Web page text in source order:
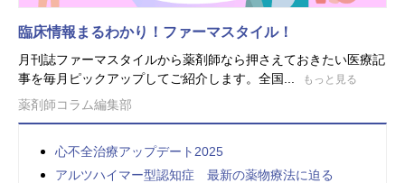
臨床情報まるわかり！ファーマスタイル！
月刊誌ファーマスタイルから薬剤師なら押さえておきたい医療記
事を毎月ピックアップしてご紹介します。全国...
もっと見る
薬剤師コラム編集部
心不全治療アップデート2025
アルツハイマー型認知症 最新の薬物療法に迫る